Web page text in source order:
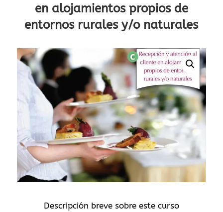
en alojamientos propios de
entornos rurales y/o naturales
Descripción breve sobre este curso